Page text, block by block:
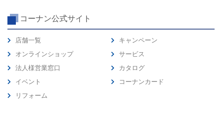
コーナン公式サイト
店舗一覧
オンラインショップ
法人様営業窓口
イベント
リフォーム
キャンペーン
サービス
カタログ
コーナンカード